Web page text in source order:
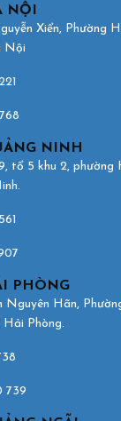
NỘI
Xiển, Phường
Nội
NINH
tổ 5 khu 2,
PHÒNG
Nguyên Hãn,
Hải Phòng.
739